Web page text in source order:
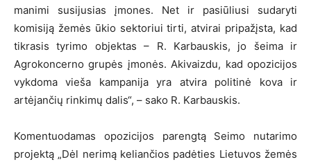
manimi susijusias įmones. Net ir pasiūliusi sudaryti
komisiją žemės ūkio sektoriui tirti, atvirai pripažįsta, kad
tikrasis tyrimo objektas – R. Karbauskis, jo šeima ir
Agrokoncerno grupės įmonės. Akivaizdu, kad opozicijos
vykdoma vieša kampanija yra atvira politinė kova ir
artėjančių rinkimų dalis“, – sako R. Karbauskis.
Komentuodamas opozicijos parengtą Seimo nutarimo
projektą „Dėl nerimą keliančios padėties Lietuvos žemės